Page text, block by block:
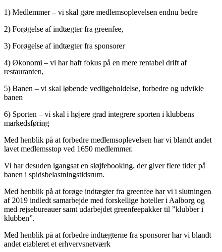
1) Medlemmer – vi skal gøre medlemsoplevelsen endnu bedre
2) Forøgelse af indtægter fra greenfee,
3) Forøgelse af indtægter fra sponsorer
4) Økonomi – vi har haft fokus på en mere rentabel drift af
restauranten,
5) Banen – vi skal løbende vedligeholdelse, forbedre og udvikle
banen
6) Sporten – vi skal i højere grad integrere sporten i klubbens
markedsføring
Med henblik på at forbedre medlemsoplevelsen har vi blandt andet
lavet medlemsstop ved 1650 medlemmer.
Vi har desuden igangsat en sløjfebooking, der giver flere tider på
banen i spidsbelastningstidsrum.
Med henblik på at forøge indtægter fra greenfee har vi i slutningen
af 2019 indledt samarbejde med forskellige hoteller i Aalborg og
med rejsebureauer samt udarbejdet greenfeepakker til ”klubber i
klubben”.
Med henblik på at forbedre indtægterne fra sponsorer har vi blandt
andet etableret et erhvervsnetværk